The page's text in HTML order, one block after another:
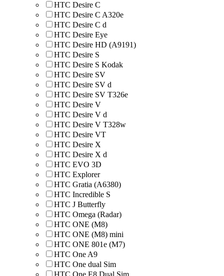
HTC Desire C
HTC Desire C A320e
HTC Desire C d
HTC Desire Eye
HTC Desire HD (A9191)
HTC Desire S
HTC Desire S Kodak
HTC Desire SV
HTC Desire SV d
HTC Desire SV T326e
HTC Desire V
HTC Desire V d
HTC Desire V T328w
HTC Desire VT
HTC Desire X
HTC Desire X d
HTC EVO 3D
HTC Explorer
HTC Gratia (A6380)
HTC Incredible S
HTC J Butterfly
HTC Omega (Radar)
HTC ONE (M8)
HTC ONE (M8) mini
HTC ONE 801e (M7)
HTC One A9
HTC One dual Sim
HTC One E8 Dual Sim